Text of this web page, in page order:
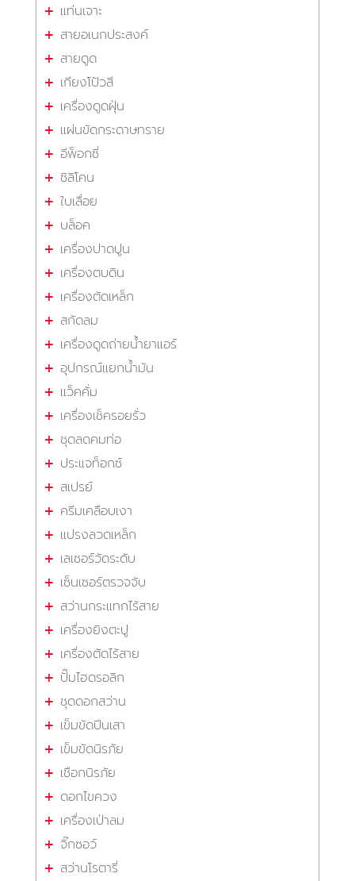
แท่นเจาะ
สายอเนกประสงค์
สายดูด
เกียงโป้วสี
เครื่องดูดฝุ่น
แผ่นขัดกระดาษทราย
อีพ็อกซี่
ซิลิโคน
ใบเลื่อย
บล็อค
เครื่องปาดปูน
เครื่องตบดิน
เครื่องตัดเหล็ก
สกัดลม
เครื่องดูดถ่ายน้ำยาแอร์
อุปกรณ์แยกน้ำมัน
แว็คคั่ม
เครื่องเช็ครอยรั่ว
ชุดลดคมท่อ
ประแจท็อกซ์
สเปรย์
ครีมเคลือบเงา
แปรงลวดเหล็ก
เลเซอร์วัดระดับ
เซ็นเซอร์ตรวจจับ
สว่านกระแทกไร้สาย
เครื่องยิงตะปู
เครื่องตัดไร้สาย
ปั๊มไฮดรอลิก
ชุดดอกสว่าน
เข็มขัดปีนเสา
เข็มขัดนิรภัย
เชือกนิรภัย
ดอกไขควง
เครื่องเป่าลม
จิ๊กซอว์
สว่านโรตารี่